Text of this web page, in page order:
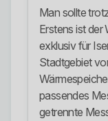
Man sollte
Erstens ist der
exklusiv für
Stadtgebiet
passendes
getrennte